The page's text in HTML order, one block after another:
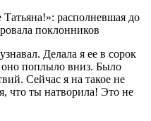
Делала я ее в сорок
оно поплыло вниз. Было
Сейчас я на такое не
что ты натворила! Это не